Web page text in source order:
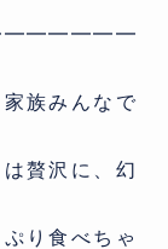
族みんなで
贅沢に、幻
り食べちゃ